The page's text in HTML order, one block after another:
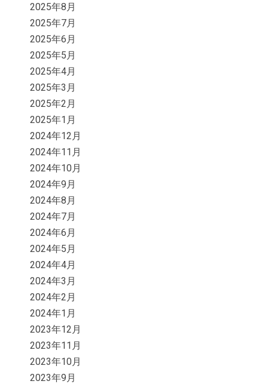
2025年8月
2025年7月
2025年6月
2025年5月
2025年4月
2025年3月
2025年2月
2025年1月
2024年12月
2024年11月
2024年10月
2024年9月
2024年8月
2024年7月
2024年6月
2024年5月
2024年4月
2024年3月
2024年2月
2024年1月
2023年12月
2023年11月
2023年10月
2023年9月